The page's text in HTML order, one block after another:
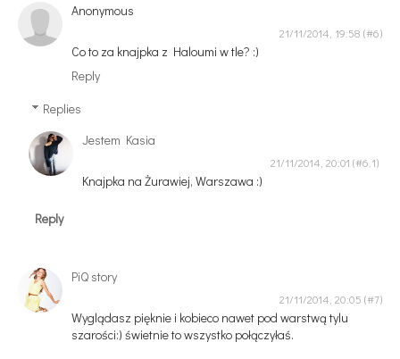
Anonymous
21/11/2014, 19:58
Co to za knajpka z Haloumi w tle? :)
Reply
Replies
Jestem Kasia
21/11/2014, 20:01
Knajpka na Żurawiej, Warszawa :)
Reply
PiQ story
21/11/2014, 20:05
Wyglądasz pięknie i kobieco nawet pod warstwą tylu
szarości:) świetnie to wszystko połączyłaś.